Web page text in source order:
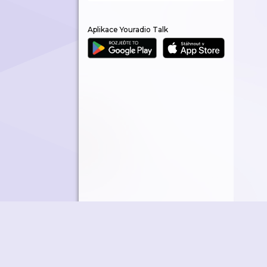
Aplikace Youradio Talk